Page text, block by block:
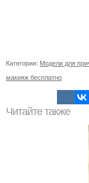
Категории: Модели для
макияж бесплатно
Читайте также